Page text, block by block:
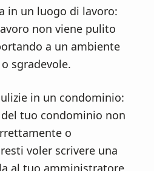
in un luogo di lavoro:
non viene pulito
a un ambiente
sgradevole.
in un condominio:
tuo condominio non
o
voler scrivere una
al tuo amministratore